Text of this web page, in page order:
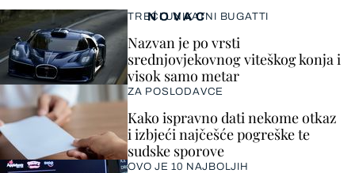
NOVAC
TREĆI UNIKATNI BUGATTI
Nazvan je po vrsti
srednjovjekovnog viteškog konja i
visok samo metar
ZA POSLODAVCE
Kako ispravno dati nekome otkaz
i izbjeći najčešće pogreške te
sudske sporove
OVO JE 10 NAJBOLJIH